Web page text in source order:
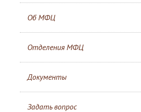
Об МФЦ
Отделения МФЦ
Документы
Задать вопрос